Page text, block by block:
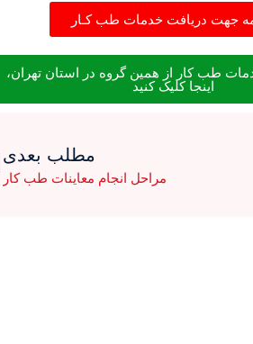
جهت دریافت خدمات طب کـار
طب کار از همین گروه در استان تهران،
اینجا کلیک کنید
مطلب بعدی
مراحل انجام معاینات طب کار